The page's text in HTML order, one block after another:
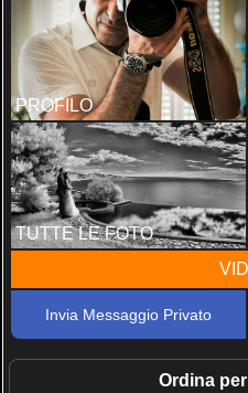
PROFILO
TUTTE LE FOTO
Invia Messaggio Privato
Ordina